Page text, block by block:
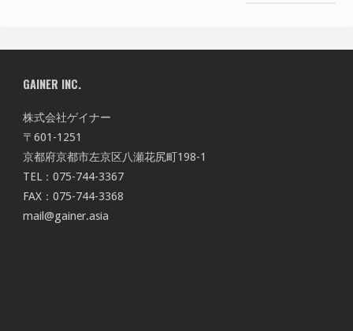
GAINER INC.
株式会社ゲイナー
〒601-1251
京都府京都市左京区八瀬花尻町198-1
TEL：075-744-3367
FAX：075-744-3368
mail@gainer.asia